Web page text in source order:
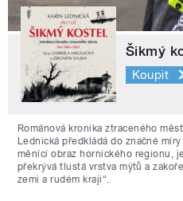
Šikmý
Koupit
Románová kronika ztraceného
Lednická předkládá do značné
měnící obraz hornického regionu,
překrývá tlustá vrstva mýtů a
zemi a rudém kraji“.